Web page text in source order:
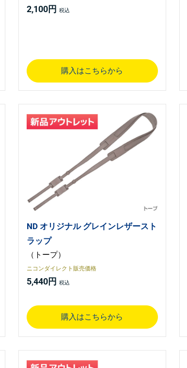
2,100円
購入はこちらから
ND オリジナル グレインレザースト
ラップ
（トープ）
ニコンダイレクト販売価格
5,440円
購入はこちらから